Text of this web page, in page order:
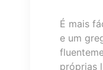
É mais
e um
próprias